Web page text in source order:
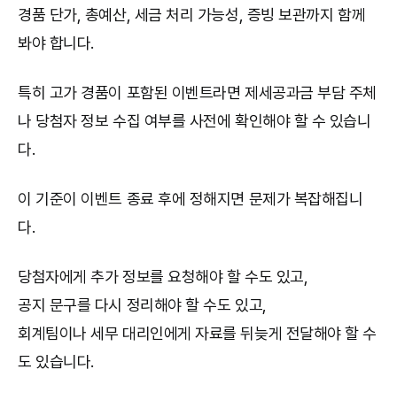
경품 단가, 총예산, 세금 처리 가능성, 증빙 보관까지 함께
봐야 합니다.
특히 고가 경품이 포함된 이벤트라면 제세공과금 부담 주체
나 당첨자 정보 수집 여부를 사전에 확인해야 할 수 있습니
다.
이 기준이 이벤트 종료 후에 정해지면 문제가 복잡해집니
다.
당첨자에게 추가 정보를 요청해야 할 수도 있고,
공지 문구를 다시 정리해야 할 수도 있고,
회계팀이나 세무 대리인에게 자료를 뒤늦게 전달해야 할 수
도 있습니다.